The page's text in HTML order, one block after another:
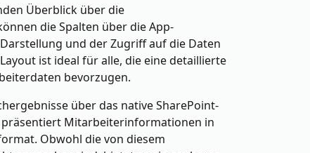
Überblick über die
die Spalten über die App-
und der Zugriff auf die Daten
ist ideal für alle, die eine detaillierte
bevorzugen.
über das native SharePoint-
präsentiert Mitarbeiterinformationen in
Obwohl die von diesem